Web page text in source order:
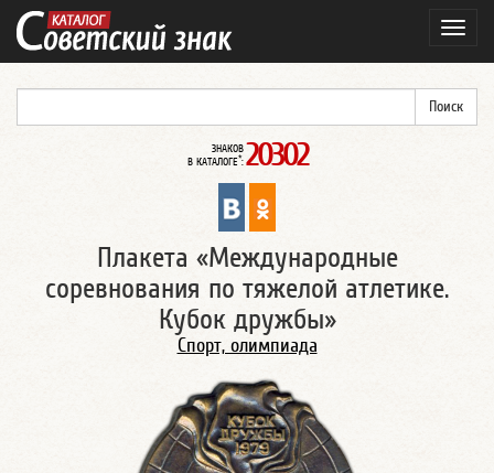
ЗНАКОВ
В КАТАЛОГЕ*: 20302
Плакета «Международные
соревнования по тяжелой атлетике.
Кубок дружбы»
Спорт, олимпиада